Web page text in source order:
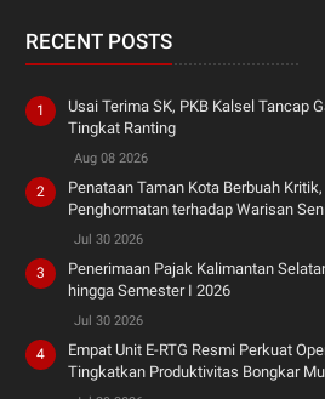
RECENT POSTS
Usai Terima SK, PKB Kalsel Tancap
Tingkat Ranting
Aug 08 2026
Penataan Taman Kota Berbuah
Penghormatan terhadap Warisan
Jul 30 2026
Penerimaan Pajak Kalimantan
hingga Semester I 2026
Jul 30 2026
Empat Unit E-RTG Resmi Perkuat
Tingkatkan Produktivitas Bongkar